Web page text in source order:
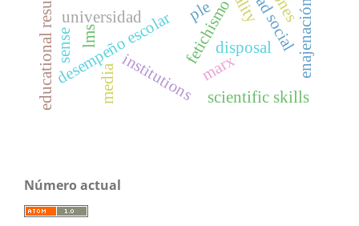
universidad fetichismo
desempeño escolar
institutions
disposal enajenación
marx
educational results media scientific skills
ple
lms
sense
Número actual